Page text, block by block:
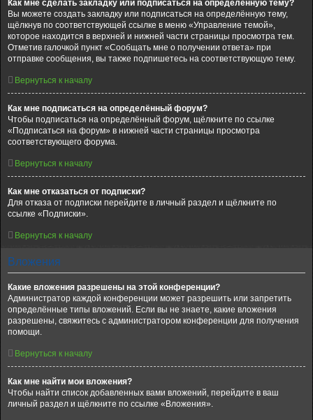
Как мне сделать закладку или подписаться на определённую тему?
Вы можете создать закладку или подписаться на определённую тему,
щёлкнув по соответствующей ссылке в меню «Управление темой»,
которое находится в верхней и нижней части страницы просмотра тем.
Отметив галочкой пункт «Сообщать мне о получении ответа» при
отправке сообщения, вы также подпишетесь на соответствующую тему.
Вернуться к началу
Как мне подписаться на определённый форум?
Чтобы подписаться на определённый форум, щёлкните по ссылке
«Подписаться на форум» в нижней части страницы просмотра
соответствующего форума.
Вернуться к началу
Как мне отказаться от подписки?
Для отказа от подписки перейдите в личный раздел и щёлкните по
ссылке «Подписки».
Вернуться к началу
Вложения
Какие вложения разрешены на этой конференции?
Администратор каждой конференции может разрешить или запретить
определённые типы вложений. Если вы не знаете, какие вложения
разрешены, свяжитесь с администратором конференции для получения
помощи.
Вернуться к началу
Как мне найти мои вложения?
Чтобы найти список добавленных вами вложений, перейдите в ваш
личный раздел и щёлкните по ссылке «Вложения».